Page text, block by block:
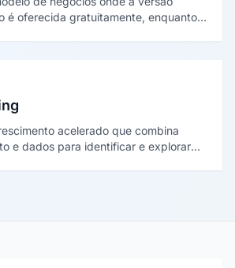
é oferecida gratuitamente, enquanto
acelerado que combina
e dados para identificar e explorar